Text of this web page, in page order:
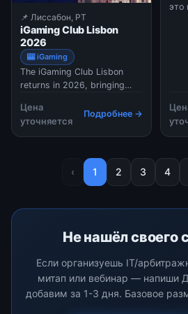
📌 Лиссабон, PT
iGaming Club Lisbon
2026
🎰 iGaming
The iGaming Club Lisbon
returns in 2026, bringing
operators, and B2B
providers for an evening of
networking in the heart of
curated attendee ratio of
40% affiliates, 40%
Цена
уточняется
Подробнее →
это
‹ 1 2 3 4
Не нашёл своего
Если организуешь IT/
митап или вебинар — напиши
добавим за 1-3 дня. Базовое